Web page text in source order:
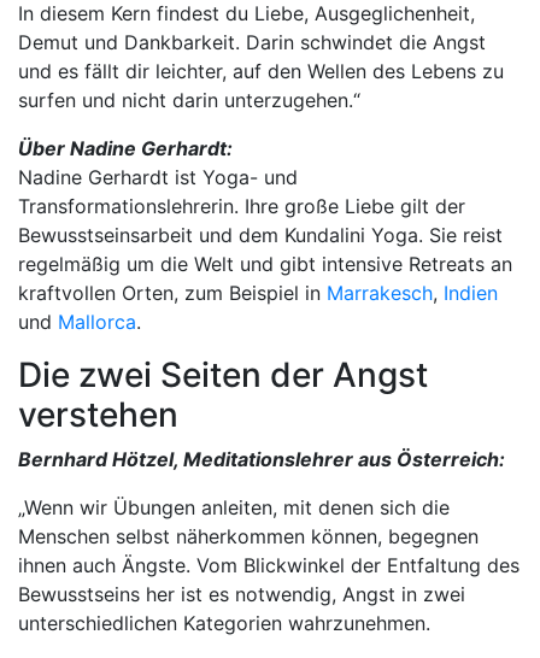
In diesem Kern findest du Liebe, Ausgeglichenheit,
Demut und Dankbarkeit. Darin schwindet die Angst
und es fällt dir leichter, auf den Wellen des Lebens zu
surfen und nicht darin unterzugehen.“
Über Nadine Gerhardt:
Nadine Gerhardt ist Yoga- und
Transformationslehrerin. Ihre große Liebe gilt der
Bewusstseinsarbeit und dem Kundalini Yoga. Sie reist
regelmäßig um die Welt und gibt intensive Retreats an
kraftvollen Orten, zum Beispiel in Marrakesch, Indien
und Mallorca.
Die zwei Seiten der Angst
verstehen
Bernhard Hötzel, Meditationslehrer aus Österreich:
„Wenn wir Übungen anleiten, mit denen sich die
Menschen selbst näherkommen können, begegnen
ihnen auch Ängste. Vom Blickwinkel der Entfaltung des
Bewusstseins her ist es notwendig, Angst in zwei
unterschiedlichen Kategorien wahrzunehmen.